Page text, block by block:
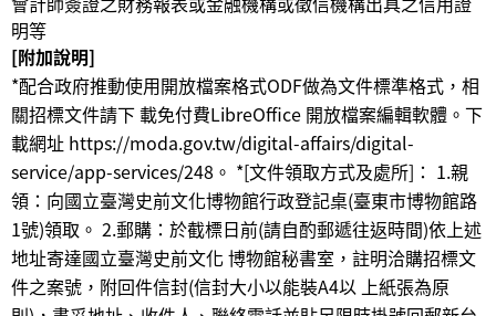
明等
[附加說明]
*配合政府推動使用開放檔案格式ODF做為文件標準格式，相
關招標文件請下 載免付費LibreOffice 開放檔案編輯軟體。下
載網址 https://moda.gov.tw/digital-affairs/digital-
service/app-services/248。 *[文件領取方式及處所]： 1.親
領：向國立臺灣史前文化博物館行政登記桌(臺東市博物館路
1號)領取。 2.郵購：於截標日前(請自酌郵遞往返時間)依上述
地址寄達國立臺灣史前文化 博物館秘書室，註明洽購招標文
件之案號，附回件信封(信封大小以能裝A4以 上紙張為原